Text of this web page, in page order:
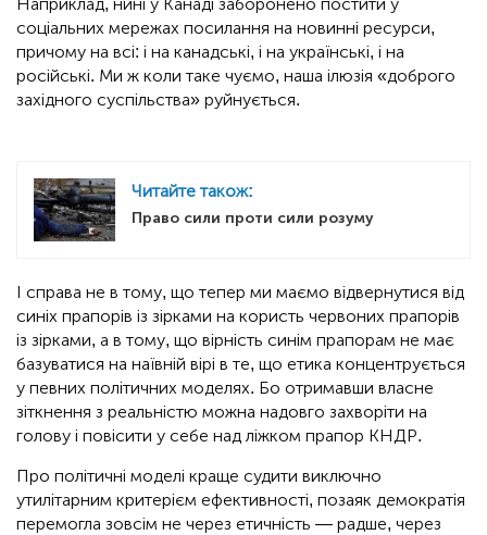
соціальних мережах посилання на новинні ресурси,
причому на всі: і на канадські, і на українські, і на
російські. Ми ж коли таке чуємо, наша ілюзія «доброго
західного суспільства» руйнується.
Читайте також:
Право сили проти сили розуму
І справа не в тому, що тепер ми маємо відвернутися від
синіх прапорів із зірками на користь червоних прапорів
із зірками, а в тому, що вірність синім прапорам не має
базуватися на наївній вірі в те, що етика концентрується
у певних політичних моделях. Бо отримавши власне
зіткнення з реальністю можна надовго захворіти на
голову і повісити у себе над ліжком прапор КНДР.
Про політичні моделі краще судити виключно
утилітарним критерієм ефективності, позаяк демократія
перемогла зовсім не через етичність — радше, через